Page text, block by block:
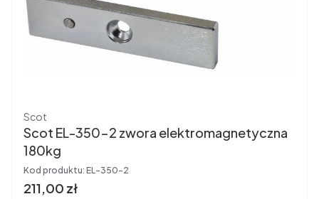
Producent
Scot
Scot EL-350-2 zwora elektromagnetyczna
180kg
Kod produktu: EL-350-2
Cena brutto
211,00 zł